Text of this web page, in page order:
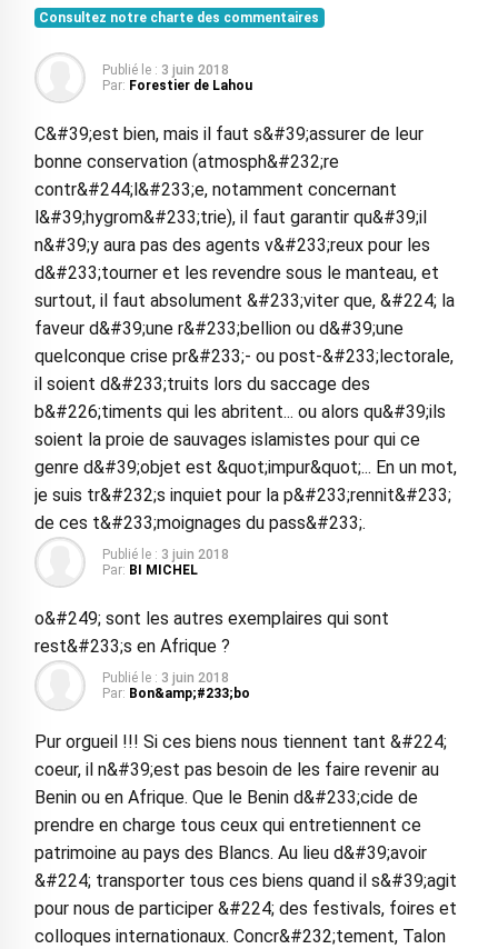
Consultez notre charte des commentaires
Publié le : 3 juin 2018
Par: Forestier de Lahou
C&#39;est bien, mais il faut s&#39;assurer de leur
bonne conservation (atmosph&#232;re
contr&#244;l&#233;e, notamment concernant
l&#39;hygrom&#233;trie), il faut garantir qu&#39;il
n&#39;y aura pas des agents v&#233;reux pour les
d&#233;tourner et les revendre sous le manteau, et
surtout, il faut absolument &#233;viter que, &#224; la
faveur d&#39;une r&#233;bellion ou d&#39;une
quelconque crise pr&#233;- ou post-&#233;lectorale,
il soient d&#233;truits lors du saccage des
b&#226;timents qui les abritent... ou alors qu&#39;ils
soient la proie de sauvages islamistes pour qui ce
genre d&#39;objet est &quot;impur&quot;... En un mot,
je suis tr&#232;s inquiet pour la p&#233;rennit&#233;
de ces t&#233;moignages du pass&#233;.
Publié le : 3 juin 2018
Par: BI MICHEL
o&#249; sont les autres exemplaires qui sont
rest&#233;s en Afrique ?
Publié le : 3 juin 2018
Par: Bon&amp;#233;bo
Pur orgueil !!! Si ces biens nous tiennent tant &#224;
coeur, il n&#39;est pas besoin de les faire revenir au
Benin ou en Afrique. Que le Benin d&#233;cide de
prendre en charge tous ceux qui entretiennent ce
patrimoine au pays des Blancs. Au lieu d&#39;avoir
&#224; transporter tous ces biens quand il s&#39;agit
pour nous de participer &#224; des festivals, foires et
colloques internationaux. Concr&#232;tement, Talon